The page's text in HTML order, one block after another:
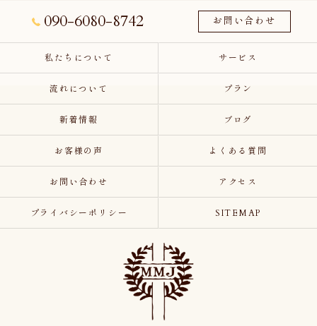
090-6080-8742 お問い合わせ
私たちについて サービス
流れについて プラン
新着情報 ブログ
お客様の声 よくある質問
お問い合わせ アクセス
プライバシーポリシー SITEMAP